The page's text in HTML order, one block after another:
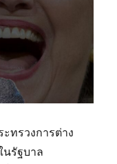
ทรวงการต่าง
นรัฐบาล